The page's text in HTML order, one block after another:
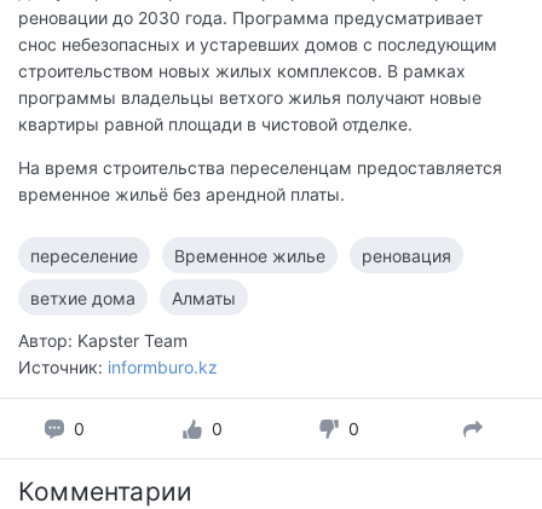
реновации до 2030 года. Программа предусматривает
снос небезопасных и устаревших домов с последующим
строительством новых жилых комплексов. В рамках
программы владельцы ветхого жилья получают новые
квартиры равной площади в чистовой отделке.
На время строительства переселенцам предоставляется
временное жильё без арендной платы.
переселение Временное жилье реновация
ветхие дома Алматы
Автор: Kapster Team
Источник: informburo.kz
0 0 0
Комментарии